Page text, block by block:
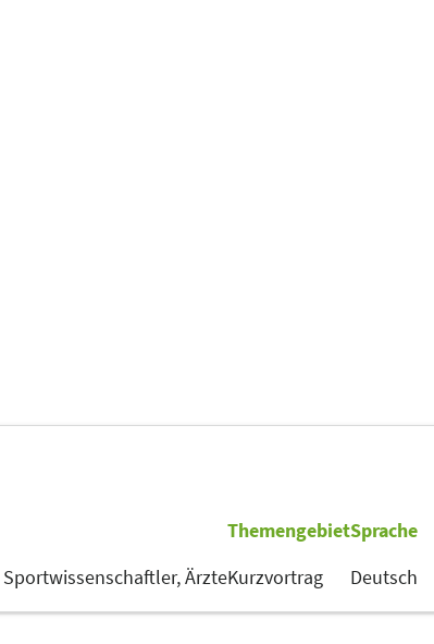
Sportwissenschaftler,Ärzte
Themengebiet
Kurzvortrag
Sprache
Deutsch